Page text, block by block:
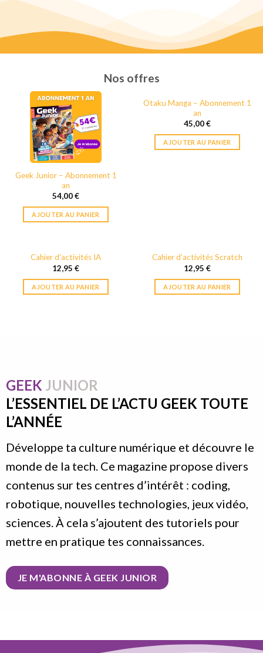
Nos offres
Geek Junior – Abonnement 1
an
54,00€
AJOUTER AU PANIER
Otaku Manga – Abonnement 1
an
45,00€
AJOUTER AU PANIER
Cahier d’activités IA
12,95 €
AJOUTER AU PANIER
Cahier d’activités Scratch
12,95 €
AJOUTER AU PANIER
GEEK JUNIOR
L’ESSENTIEL DE L’ACTU GEEK TOUTE
L’ANNÉE
Développe ta culture numérique et découvre le
monde de la tech. Ce magazine propose divers
contenus sur tes centres d’intérêt : coding,
robotique, nouvelles technologies, jeux vidéo,
sciences. À cela s’ajoutent des tutoriels pour
mettre en pratique tes connaissances.
JE M'ABONNE À GEEK JUNIOR